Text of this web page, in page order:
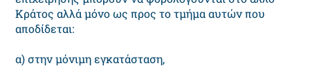
Κράτος αλλά μόνο ως προς το τμήμα αυτών που
αποδίδεται:
α) στην μόνιμη εγκατάσταση,